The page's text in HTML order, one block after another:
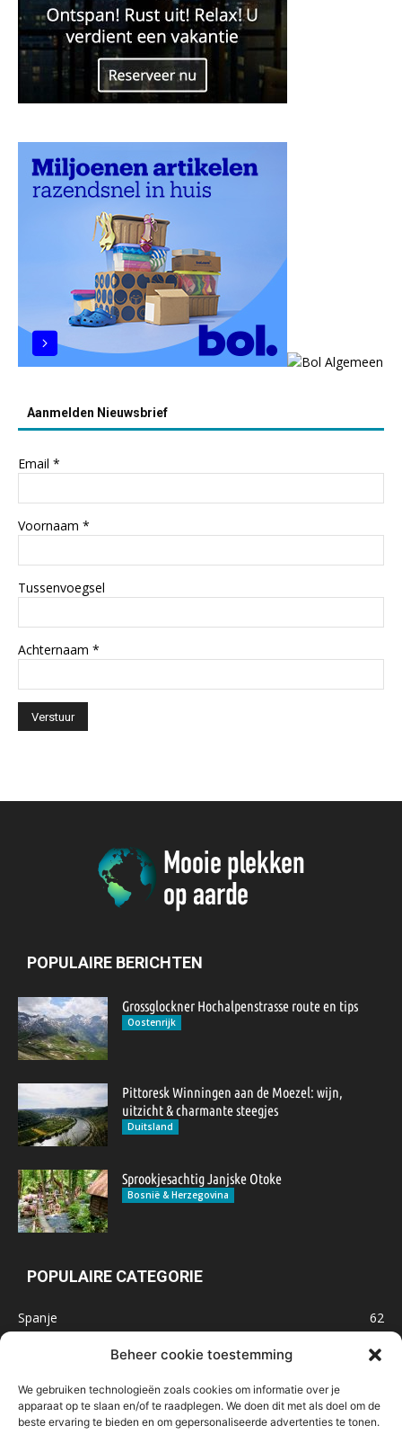
Beheer cookie toestemming
We gebruiken technologieën zoals cookies om informatie over je
apparaat op te slaan en/of te raadplegen. We doen dit met als doel om de
beste ervaring te bieden en om gepersonaliseerde advertenties te tonen.
Aanmelden Nieuwsbrief
Email *
Voornaam *
Tussenvoegsel
Achternaam *
POPULAIRE BERICHTEN
Grossglockner Hochalpenstrasse route en tips
Oostenrijk
Pittoresk Winningen aan de Moezel: wijn,
uitzicht & charmante steegjes
Duitsland
Sprookjesachtig Janjske Otoke
Bosnië & Herzegovina
POPULAIRE CATEGORIE
Spanje
62
47
Marokko
32
IJsland
32